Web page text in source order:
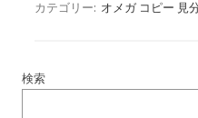
カテゴリー: オメガ コピー 見
検索